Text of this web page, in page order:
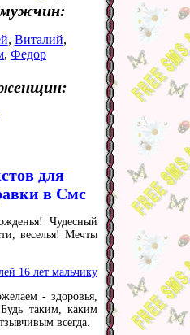
мужчин:
, Виталий,
, Федор
женщин:
для
в Смс
Чудесный
веселья! Мечты
16 лет мальчику
- здоровья,
таким, каким
всегда.